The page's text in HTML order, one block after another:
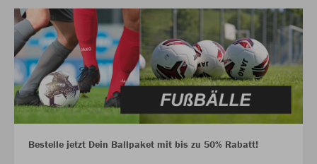
Bestelle jetzt Dein Ballpaket mit bis zu 50% Rabatt!